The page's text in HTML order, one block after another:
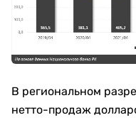
В региональном
нетто-продаж